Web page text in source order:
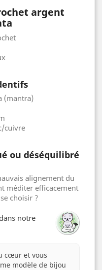
argent
(mantra)
cuivre
ou déséquilibré
alignement du
méditer efficacement
choisir ?
dans notre
cœur et vous
modèle de bijou